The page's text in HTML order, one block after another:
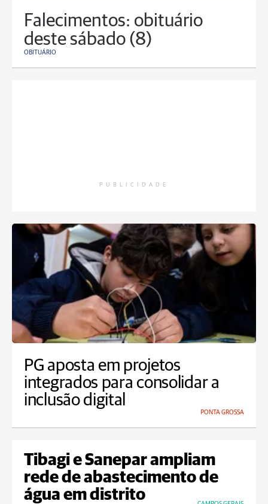
Falecimentos: obituário
deste sábado (8)
OBITUÁRIO
PUBLICIDADE
PG aposta em projetos
integrados para consolidar a
inclusão digital
PONTA GROSSA
Tibagi e Sanepar ampliam
rede de abastecimento de
água em distrito